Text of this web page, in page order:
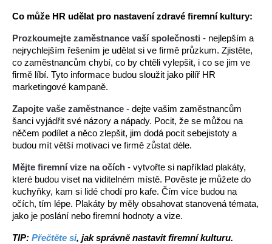
Co může HR udělat pro nastavení zdravé firemní kultury:
Prozkoumejte zaměstnance vaší společnosti - nejlepším a
nejrychlejším řešením je udělat si ve firmě průzkum. Zjistěte,
co zaměstnancům chybí, co by chtěli vylepšit, i co se jim ve
firmě líbí. Tyto informace budou sloužit jako pilíř HR
marketingové kampaně.
Zapojte vaše zaměstnance - dejte vašim zaměstnancům
šanci vyjádřit své názory a nápady. Pocit, že se můžou na
něčem podílet a něco zlepšit, jim dodá pocit sebejistoty a
budou mít větší motivaci ve firmě zůstat déle.
Mějte firemní vize na očích - vytvořte si například plakáty,
které budou viset na viditelném místě. Pověste je můžete do
kuchyňky, kam si lidé chodí pro kafe. Čím více budou na
očích, tím lépe. Plakáty by měly obsahovat stanovená témata,
jako je poslání nebo firemní hodnoty a vize.
TIP: Přečtěte si, jak správně nastavit firemní kulturu.